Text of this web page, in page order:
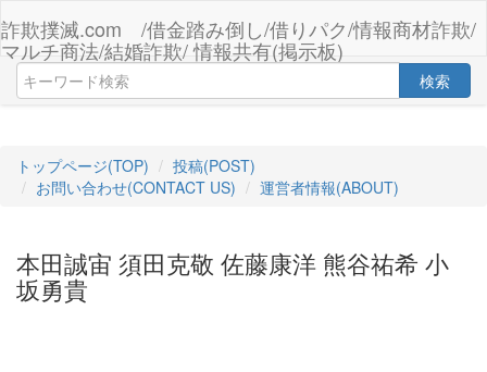
詐欺撲滅.com /借金踏み倒し/借りパク/情報商材詐欺/
マルチ商法/結婚詐欺/ 情報共有(掲示板)
検索
トップページ(TOP)
投稿(POST)
お問い合わせ(CONTACT US)
運営者情報(ABOUT)
本田誠宙 須田克敬 佐藤康洋 熊谷祐希 小
坂勇貴